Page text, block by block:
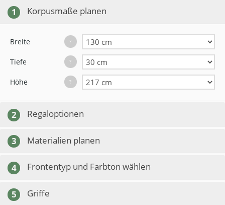
1 Korpusmaße planen
Breite ?
Tiefe ?
Höhe ?
2 Regaloptionen
3 Materialien planen
4 Frontentyp und Farbton wählen
5 Griffe